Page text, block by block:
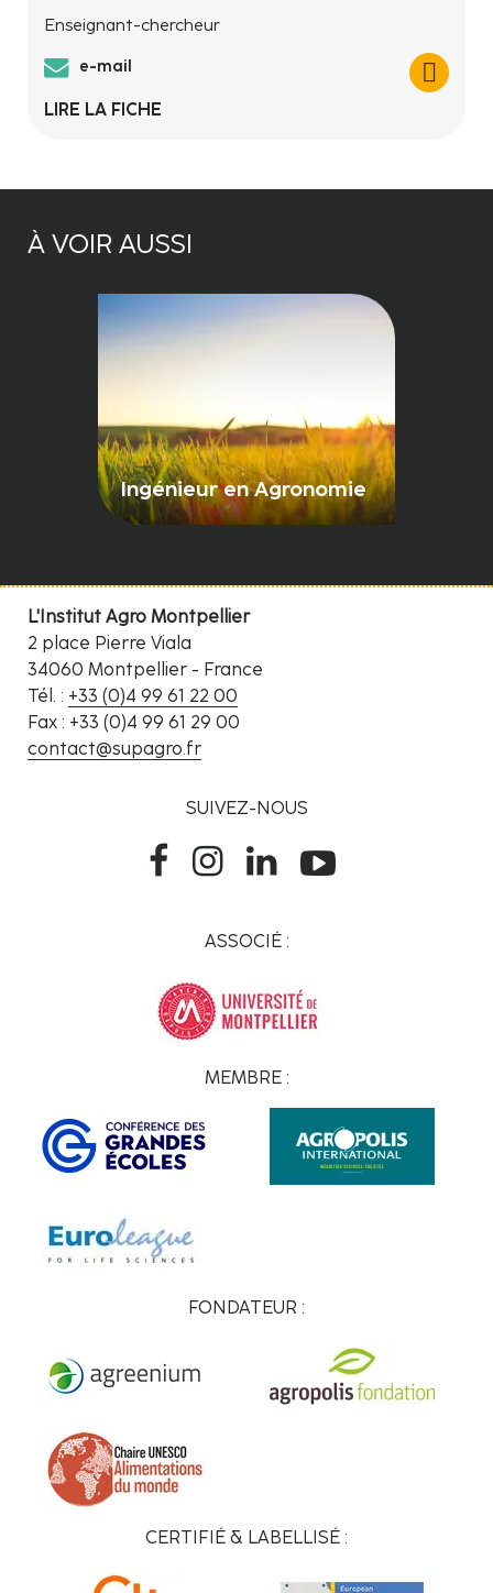
Enseignant-chercheur
e-mail
LIRE LA FICHE
À VOIR AUSSI
Ingénieur en Agronomie
L'Institut Agro Montpellier
2 place Pierre Viala
34060 Montpellier - France
Tél. : +33 (0)4 99 61 22 00
Fax : +33 (0)4 99 61 29 00
contact@supagro.fr
SUIVEZ-NOUS
ASSOCIÉ :
MEMBRE :
FONDATEUR :
CERTIFIÉ & LABELLISÉ :